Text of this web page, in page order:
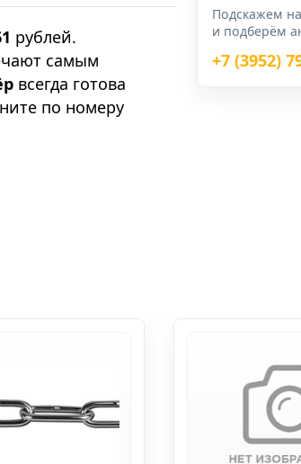
рублей.
самым
всегда готова
по номеру
Подскажем
и подберём
+7 (3952)